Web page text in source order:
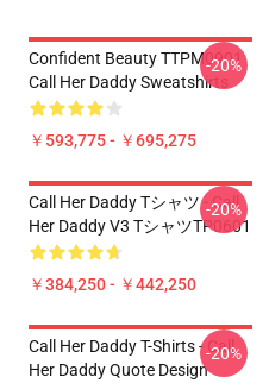
Confident Beauty TTPM0901
Call Her Daddy Sweatshirts
￥593,775 - ￥695,275
-20%
Call Her Daddy Tシャツ - Call
Her Daddy V3 TシャツTP0601
￥384,250 - ￥442,250
-20%
Call Her Daddy T-Shirts - Call
Her Daddy Quote Design
-20%